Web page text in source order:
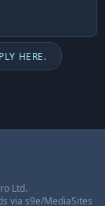
HERE.
Ltd.
via s9e/MediaSites